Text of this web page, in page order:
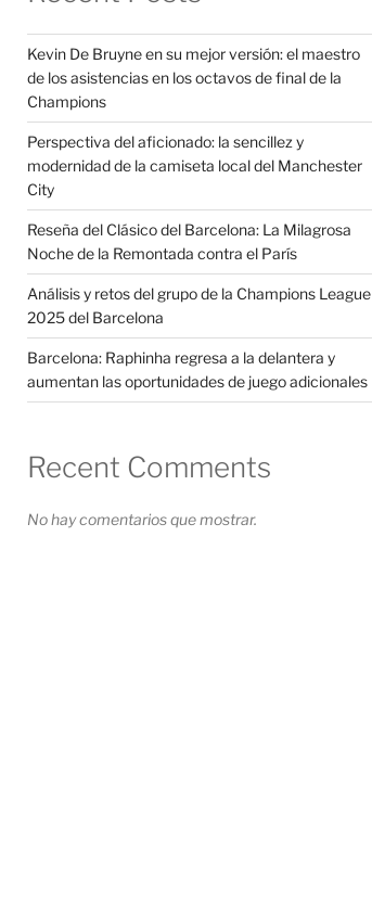
Kevin De Bruyne en su mejor versión: el maestro
de los asistencias en los octavos de final de la
Champions
Perspectiva del aficionado: la sencillez y
modernidad de la camiseta local del Manchester
City
Reseña del Clásico del Barcelona: La Milagrosa
Noche de la Remontada contra el París
Análisis y retos del grupo de la Champions League
2025 del Barcelona
Barcelona: Raphinha regresa a la delantera y
aumentan las oportunidades de juego adicionales
Recent Comments
No hay comentarios que mostrar.